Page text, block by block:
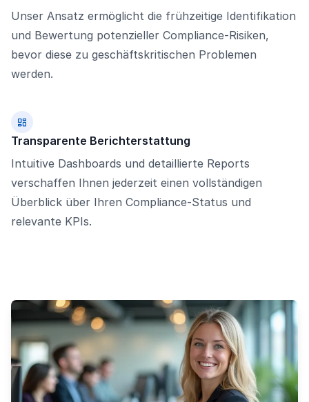
Unser Ansatz ermöglicht die frühzeitige Identifikation
und Bewertung potenzieller Compliance-Risiken,
bevor diese zu geschäftskritischen Problemen
werden.
Transparente Berichterstattung
Intuitive Dashboards und detaillierte Reports
verschaffen Ihnen jederzeit einen vollständigen
Überblick über Ihren Compliance-Status und
relevante KPIs.